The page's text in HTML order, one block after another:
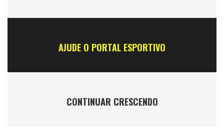
AJUDE O PORTAL ESPORTIVO
CONTINUAR CRESCENDO